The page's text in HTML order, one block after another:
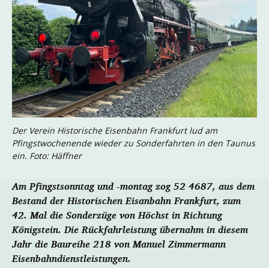
Der Verein Historische Eisenbahn Frankfurt lud am
Pfingstwochenende wieder zu Sonderfahrten in den Taunus
ein. Foto: Häffner
Am Pfingstsonntag und -montag zog 52 4687, aus dem
Bestand der Historischen Eisanbahn Frankfurt, zum
42. Mal die Sonderzüge von Höchst in Richtung
Königstein. Die Rückfahrleistung übernahm in diesem
Jahr die Baureihe 218 von Manuel Zimmermann
Eisenbahndienstleistungen.